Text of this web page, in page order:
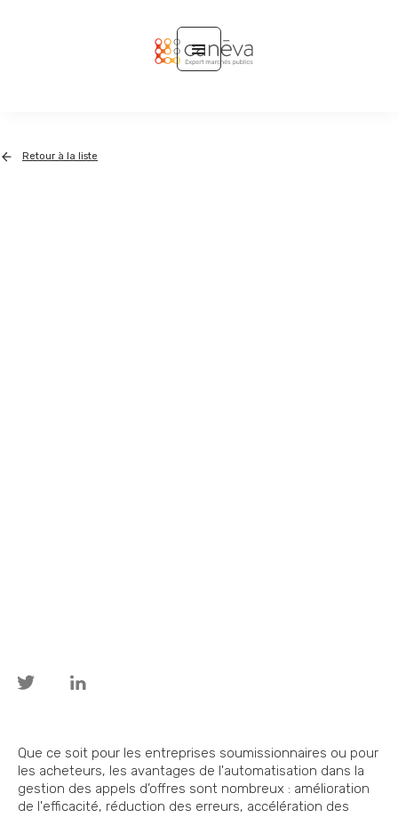
Retour à la liste
Que ce soit pour les entreprises soumissionnaires ou pour
les acheteurs, les avantages de l'automatisation dans la
gestion des appels d’offres sont nombreux : amélioration
de l'efficacité, réduction des erreurs, accélération des